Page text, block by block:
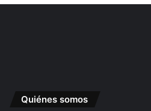
Quiénes somos